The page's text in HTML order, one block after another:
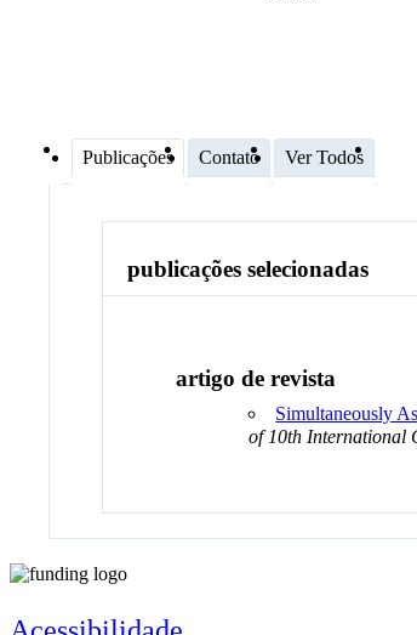
Publicações Contato Ver Todos
publicações selecionadas
artigo de revista
Simultaneously
of 10th International